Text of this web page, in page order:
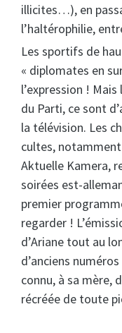
illicites…), en
l’haltérophilie,
Les sportifs de
« diplomates en
l’expression !
du Parti, ce sont
la télévision. Les
cultes,
Aktuelle Kamera,
soirées est-
premier
regarder !
d’Ariane tout au
d’anciens
connu, à sa mère,
récréée de toute